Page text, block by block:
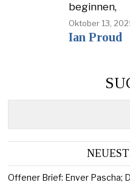
beginnen,
Oktober 13,
Ian Proud
Offener Brief: Enver Pascha;